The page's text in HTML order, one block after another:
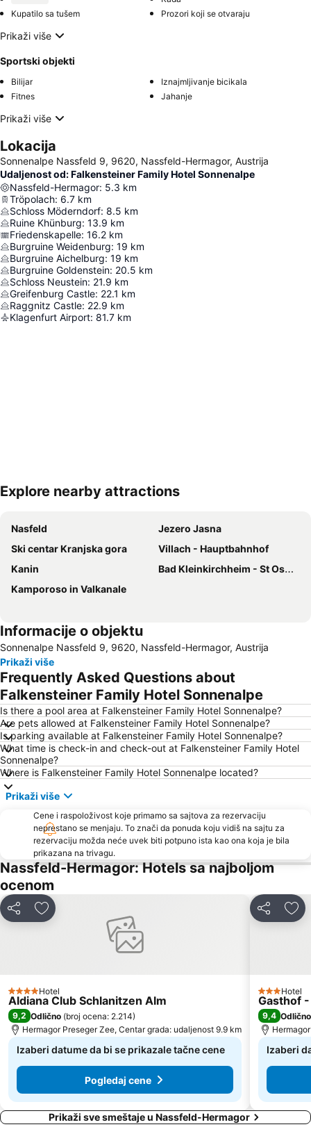
Kupatilo sa tušem
Prozori koji se otvaraju
Prikaži više
Sportski objekti
Bilijar
Iznajmljivanje bicikala
Fitnes
Jahanje
Prikaži više
Lokacija
Sonnenalpe Nassfeld 9, 9620, Nassfeld-Hermagor, Austrija
Udaljenost od: Falkensteiner Family Hotel Sonnenalpe
Nassfeld-Hermagor: 5.3 km
Tröpolach: 6.7 km
Schloss Möderndorf: 8.5 km
Ruine Khünburg: 13.9 km
Friedenskapelle: 16.2 km
Burgruine Weidenburg: 19 km
Burgruine Aichelburg: 19 km
Burgruine Goldenstein: 20.5 km
Schloss Neustein: 21.9 km
Greifenburg Castle: 22.1 km
Raggnitz Castle: 22.9 km
Klagenfurt Airport: 81.7 km
Explore nearby attractions
Nasfeld
Jezero Jasna
Ski centar Kranjska gora
Villach - Hauptbahnhof
Kanin
Bad Kleinkirchheim - St Oswald SkyArena
Kamporoso in Valkanale
Informacije o objektu
Sonnenalpe Nassfeld 9, 9620, Nassfeld-Hermagor, Austrija
Prikaži više
Frequently Asked Questions about
Falkensteiner Family Hotel Sonnenalpe
Is there a pool area at Falkensteiner Family Hotel Sonnenalpe?
Are pets allowed at Falkensteiner Family Hotel Sonnenalpe?
Is parking available at Falkensteiner Family Hotel Sonnenalpe?
What time is check-in and check-out at Falkensteiner Family Hotel
Sonnenalpe?
Where is Falkensteiner Family Hotel Sonnenalpe located?
Prikaži više
Cene i raspoloživost koje primamo sa sajtova za rezervaciju
neprestano se menjaju. To znači da ponuda koju vidiš na sajtu za
rezervaciju možda neće uvek biti potpuno ista kao ona koja je bila
prikazana na trivagu.
Nassfeld-Hermagor: Hotels sa najboljom
ocenom
Deli Dodati u favorite
4 Zvezdice
Hotel
Aldiana Club Schlanitzen Alm
9,2 Odlično (broj ocena: 2.214)
Hermagor Preseger Zee, Centar grada: udaljenost 9.9 km
Izaberi datume da bi se prikazale tačne cene
Pogledaj cene
Deli
3 Zvezdice
Hotel
Gasthof
9,4 Odlično
Izaberi
Prikaži sve smeštaje u Nassfeld-Hermagor